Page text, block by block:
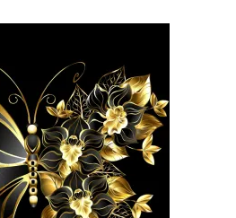
prix :
à
10,00 €